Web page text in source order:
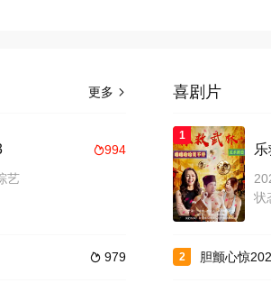
更多 
994
艺
 979
喜剧片
1
状
2 胆颤心惊